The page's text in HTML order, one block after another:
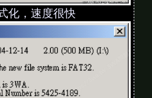
化，速度很快